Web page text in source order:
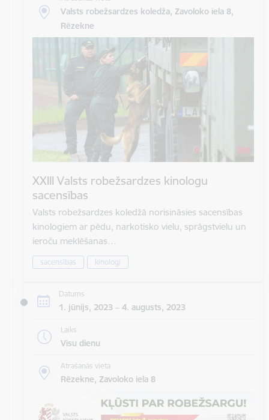
Valsts robežsardzes koledža, Zavoloko iela 8,
Rēzekne
XXIII Valsts robežsardzes kinologu
sacensības
Valsts robežsardzes koledžā norisināsies sacensības
kinologiem ar pēdu, narkotisko vielu, sprāgstvielu un
ieroču meklēšanas…
sacensības kinologi
Datums
1. jūnijs, 2023 – 4. augusts, 2023
Laiks
Visu dienu
Atrašanās vieta
Rēzekne, Zavoloko iela 8